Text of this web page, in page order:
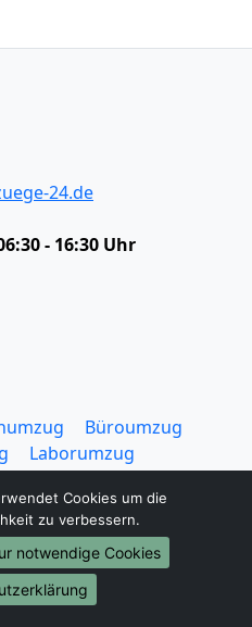
24.de
- 16:30 Uhr
Büroumzug
Laborumzug
Beiladung
Klaviertransport
Möbeltaxi
Cookies um die
zu verbessern.
notwendige Cookies